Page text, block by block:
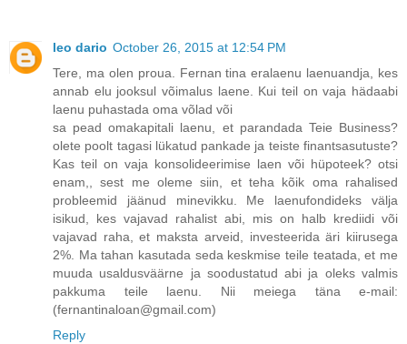
leo dario October 26, 2015 at 12:54 PM
Tere, ma olen proua. Fernan tina eralaenu laenuandja, kes
annab elu jooksul võimalus laene. Kui teil on vaja hädaabi
laenu puhastada oma võlad või
sa pead omakapitali laenu, et parandada Teie Business?
olete poolt tagasi lükatud pankade ja teiste finantsasutuste?
Kas teil on vaja konsolideerimise laen või hüpoteek? otsi
enam,, sest me oleme siin, et teha kõik oma rahalised
probleemid jäänud minevikku. Me laenufondideks välja
isikud, kes vajavad rahalist abi, mis on halb krediidi või
vajavad raha, et maksta arveid, investeerida äri kiirusega
2%. Ma tahan kasutada seda keskmise teile teatada, et me
muuda usaldusväärne ja soodustatud abi ja oleks valmis
pakkuma teile laenu. Nii meiega täna e-mail:
(fernantinaloan@gmail.com)
Reply